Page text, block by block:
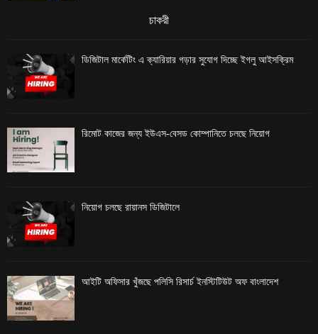
চাকরী
ডিজিটাল মার্কেটিং এ ক্যারিয়ার গড়ার সুযোগ দিচ্ছে ইগলু আইসক্রিম
রিমোট কাজের জন্য ইউএস-বেসড কোম্পানিতে চলছে নিয়োগ
নিয়োগ চলছে রায়ানস ডিজিটালে
আইটি অফিসার খুঁজছে পলিসি রিসার্চ ইনস্টিটিউট অফ বাংলাদেশ